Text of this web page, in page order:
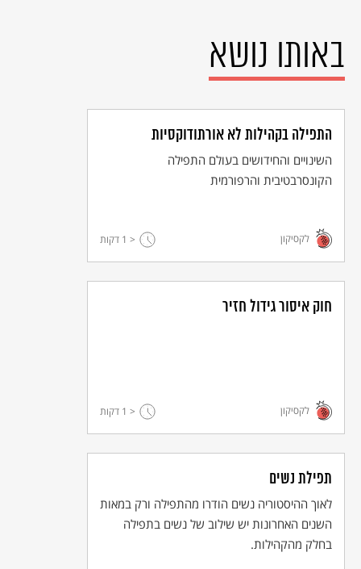
בשנים האחרונות הקים ארגון רבני צֹהר מערך כשרות בפריסה ארצית,
כדי לשפר את הכשרות במדינת ישראל ולהרבות בתי עסק כשרים. מערך
הכשרות של צֹהר משלב כשרות הלכתית מוקפדת עם כלכלה
עסק, הגדרת נהלים ברורים ושקיפות.
הערות שוליים
במוצרים כשרים בלבד, אך המסעדה פועלת בשבת ולפיכך אין לה
תעודת הכשר.
במפעלי מזון גדולים דוגמת תנובה קיימות שתי מערכות פיקוח: פיקוח
רגיל ופיקוח למהדרין. את המוצרים הכשרים משווקים לציבור הרחב,
ואת המוצרים הכשרים למהדרין - לאוכלוסיה הדתית ובעיקר החרדית.
באותו נושא
התפילה בקהילות לא אורתודוקסיות
השינויים והחידושים בעולם התפילה
הקונסרבטיבית והרפורמית
לקסיקון < 1 דקות
חוק איסור גידול חזיר
לקסיקון < 1 דקות
תפילת נשים
לאוך ההיסטוריה נשים הודרו מהתפילה ורק במאות
השנים האחרונות יש שילוב של נשים בתפילה
בחלק מהקהילות.